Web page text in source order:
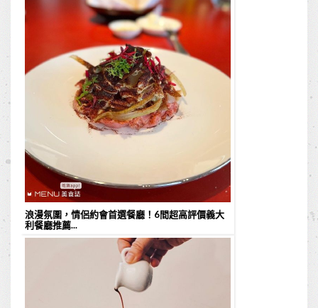
浪漫氛圍，情侶約會首選餐廳！6間超高評價義大
利餐廳推薦...